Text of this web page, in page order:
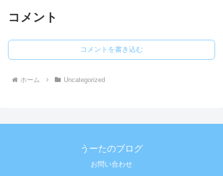
コメント
コメントを書き込む
ホーム Uncategorized
うーたのブログ
お問い合わせ